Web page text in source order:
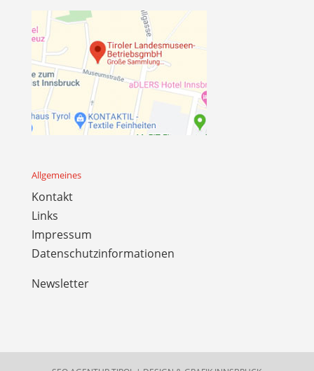
Allgemeines
Kontakt
Links
Impressum
Datenschutzinformationen
Newsletter